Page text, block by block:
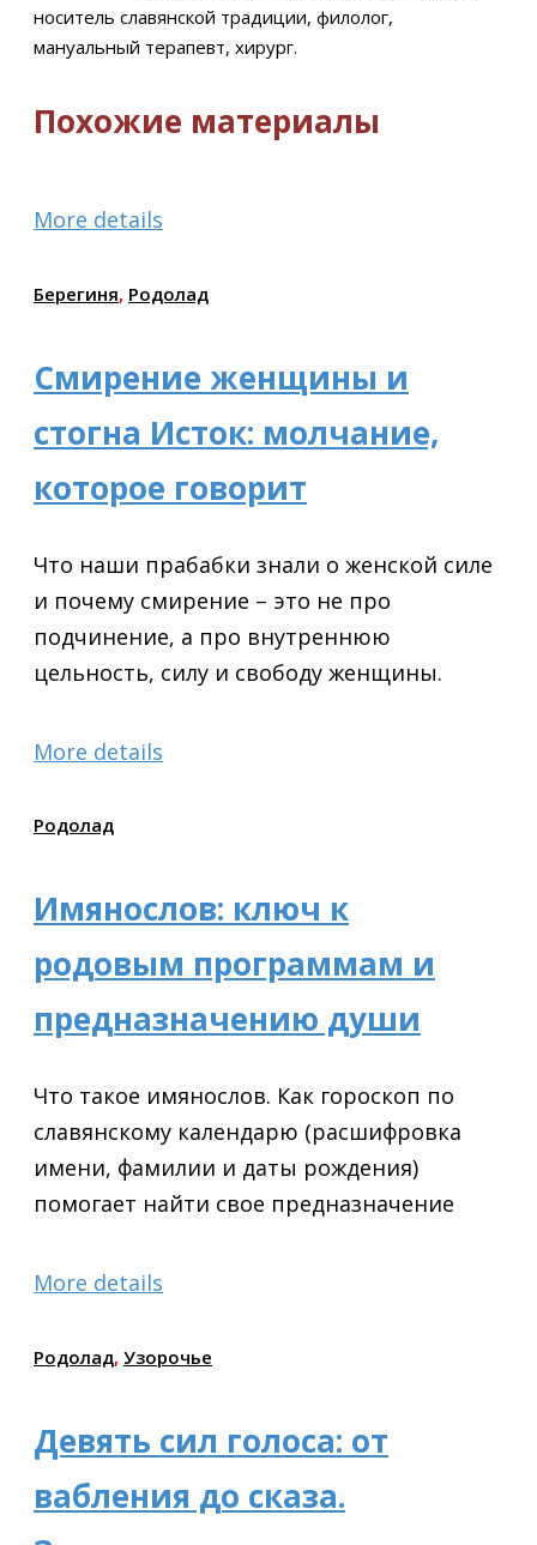
носитель славянской традиции, филолог,
мануальный терапевт, хирург.
Похожие материалы
More details
Берегиня, Родолад
Смирение женщины и
стогна Исток: молчание,
которое говорит
Что наши прабабки знали о женской силе
и почему смирение – это не про
подчинение, а про внутреннюю
цельность, силу и свободу женщины.
More details
Родолад
Имянослов: ключ к
родовым программам и
предназначению души
Что такое имянослов. Как гороскоп по
славянскому календарю (расшифровка
имени, фамилии и даты рождения)
помогает найти свое предназначение
More details
Родолад, Узорочье
Девять сил голоса: от
вабления до сказа.